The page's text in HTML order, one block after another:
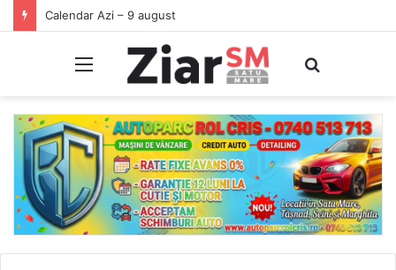
Începeți ziua cu o pastilă…de zâmbet!
Meniu